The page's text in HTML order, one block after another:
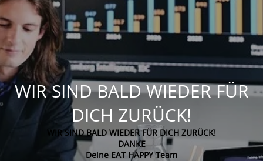
WIR SIND BALD WIEDER FÜR
DICH ZURÜCK!
WIR SIND BALD WIEDER FÜR DICH ZURÜCK!
DANKE
Deine EAT HAPPY Team